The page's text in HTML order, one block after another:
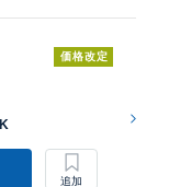
価格改定